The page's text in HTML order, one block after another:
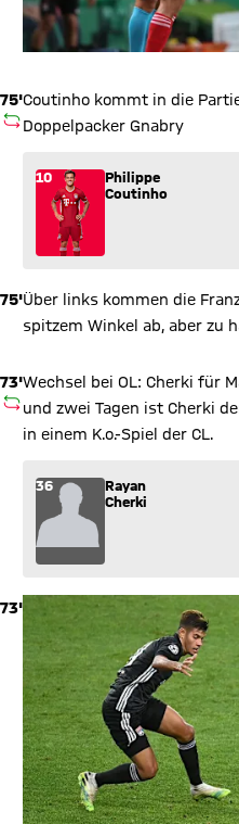
75'
AUSWECHSLUNG
Coutinho kommt in die
Doppelpacker Gnabry
Wechsel: Philippe
10
Philippe
Coutinho
75'Über links kommen die
spitzem Winkel ab, aber zu
73'
AUSWECHSLUNG
Wechsel bei OL: Cherki für
und zwei Tagen ist Cherki
in einem K.o.-Spiel der CL.
Wechsel: Rayan Cherki
36
Rayan
Cherki
73'